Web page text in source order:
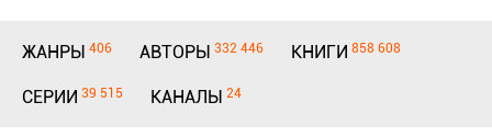
ЖАНРЫ 406 АВТОРЫ 332 446 КНИГИ 858 608
СЕРИИ 39 515 КАНАЛЫ 24